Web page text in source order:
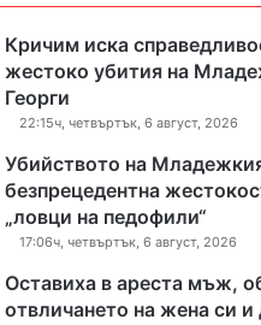
Кричим иска
жестоко убития на
Георги
22:15ч, четвъртък, 6 август, 2026
Убийството на
безпрецедентна
„ловци на педофили“
17:06ч, четвъртък, 6 август, 2026
Оставиха в ареста мъж,
отвличането на жена си